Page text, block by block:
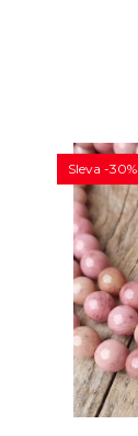
Sleva -30%